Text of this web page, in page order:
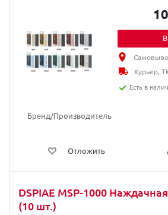
Бренд/Производитель
Отложить
Курьер,
Есть в
DSPIAE MSP-1000
(10 шт.)